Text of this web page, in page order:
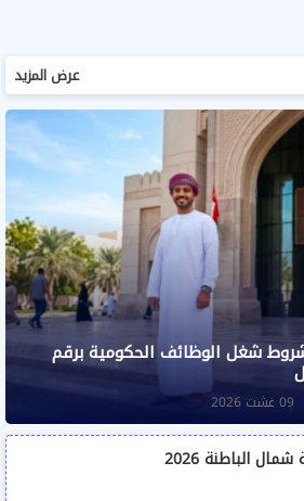
عرض المزيد
شغل الوظائف الحكومية برقم
09 غشت 2026
الباطنة 2026